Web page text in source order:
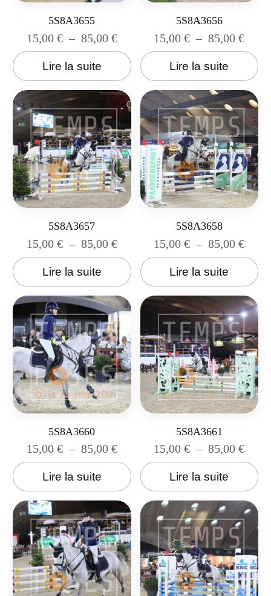
5S8A3655
15,00 € – 85,00 €
Lire la suite
5S8A3656
15,00€ – 85,00€
Lire la suite
5S8A3657
15,00 € – 85,00 €
Lire la suite
5S8A3658
15,00€ – 85,00€
Lire la suite
5S8A3660
15,00 € – 85,00 €
Lire la suite
5S8A3661
15,00€ – 85,00€
Lire la suite